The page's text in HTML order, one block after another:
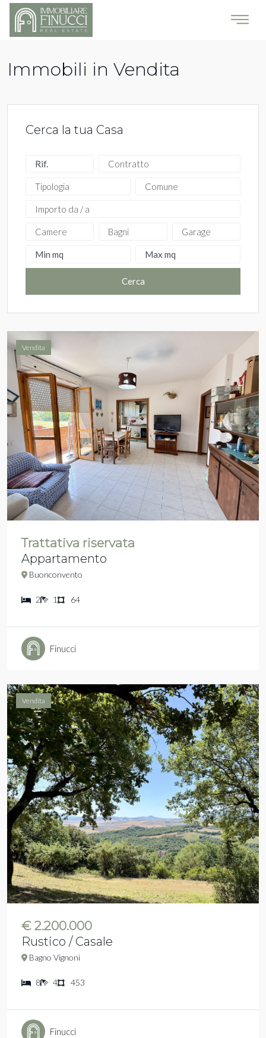
Immobili in Vendita
Cerca la tua Casa
Cerca
Vendita
Trattativa riservata
Appartamento
Buonconvento
2 1 64
Finucci
Vendita
€ 2.200.000
Rustico / Casale
Bagno Vignoni
8 4 453
Finucci